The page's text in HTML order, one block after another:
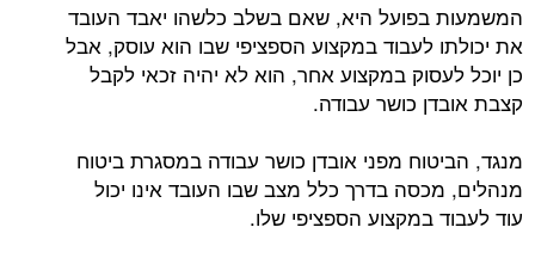
המשמעות בפועל היא, שאם בשלב כלשהו יאבד העובד
את יכולתו לעבוד במקצוע הספציפי שבו הוא עוסק, אבל
כן יוכל לעסוק במקצוע אחר, הוא לא יהיה זכאי לקבל
קצבת אובדן כושר עבודה.
מנגד, הביטוח מפני אובדן כושר עבודה במסגרת ביטוח
מנהלים, מכסה בדרך כלל מצב שבו העובד אינו יכול
עוד לעבוד במקצוע הספציפי שלו.